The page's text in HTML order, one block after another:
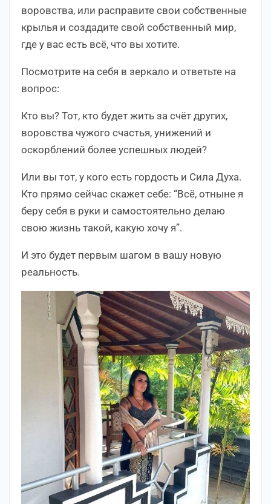
воровства, или расправите свои собственные
крылья и создадите свой собственный мир,
где у вас есть всё, что вы хотите.
Посмотрите на себя в зеркало и ответьте на
вопрос:
Кто вы? Тот, кто будет жить за счёт других,
воровства чужого счастья, унижений и
оскорблений более успешных людей?
Или вы тот, у кого есть гордость и Сила Духа.
Кто прямо сейчас скажет себе: “Всё, отныне я
беру себя в руки и самостоятельно делаю
свою жизнь такой, какую хочу я”.
И это будет первым шагом в вашу новую
реальность.